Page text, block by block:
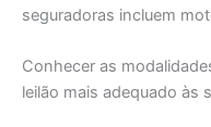
seguradoras incluem
Conhecer as
leilão mais adequado às